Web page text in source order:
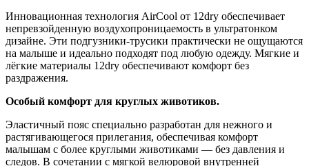
Инновационная технология AirCool от 12dry обеспечивает
непревзойденную воздухопроницаемость в ультратонком
дизайне. Эти подгузники-трусики практически не ощущаются
на малыше и идеально подходят под любую одежду. Мягкие и
лёгкие материалы 12dry обеспечивают комфорт без
раздражения.
Особый комфорт для круглых животиков.
Эластичный пояс специально разработан для нежного и
растягивающегося прилегания, обеспечивая комфорт
малышам с более круглыми животиками — без давления и
следов. В сочетании с мягкой велюровой внутренней